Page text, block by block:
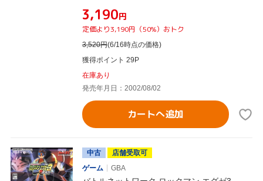
¥3,190円
定価より3,190円（50%）おトク
3,520円(6/16時点の価格)
獲得ポイント 29P
在庫あり
発売年月日：2002/08/02
カートへ追加
中古
店舗受取可
ゲーム
GBA